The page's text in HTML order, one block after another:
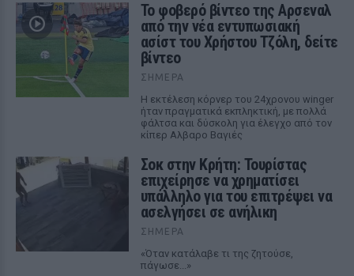
Το φοβερό βίντεο της Αρσεναλ
από την νέα εντυπωσιακή
ασίστ του Χρήστου Τζόλη, δείτε
βίντεο
ΣΉΜΕΡΑ
Η εκτέλεση κόρνερ του 24χρονου winger
ήταν πραγματικά εκπληκτική, με πολλά
φάλτσα και δύσκολη για έλεγχο από τον
κίπερ Αλβαρο Βαγιές
Σοκ στην Κρήτη: Τουρίστας
επιχείρησε να χρηματίσει
υπάλληλο για του επιτρέψει να
ασελγήσει σε ανήλικη
ΣΉΜΕΡΑ
«Όταν κατάλαβε τι της ζητούσε,
πάγωσε...»